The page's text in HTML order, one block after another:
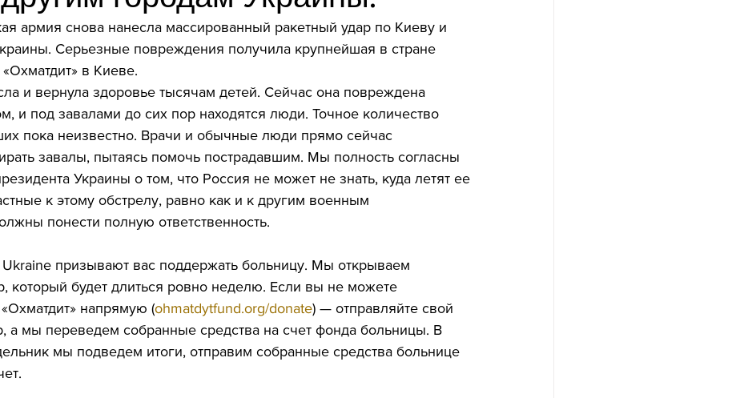
армия снова нанесла массированный ракетный удар по Киеву и
Серьезные повреждения получила крупнейшая в стране
в Киеве.
и вернула здоровье тысячам детей. Сейчас она повреждена
и под завалами до сих пор находятся люди. Точное количество
пока неизвестно. Врачи и обычные люди прямо сейчас
завалы, пытаясь помочь пострадавшим. Мы полность согласны
Украины о том, что Россия не может не знать, куда летят ее
к этому обстрелу, равно как и к другим военным
понести полную ответственность.
Ukraine призывают вас поддержать больницу. Мы открываем
который будет длиться ровно неделю. Если вы не можете
напрямую (ohmatdytfund.org/donate) — отправляйте свой
а мы переведем собранные средства на счет фонда больницы. В
мы подведем итоги, отправим собранные средства больнице